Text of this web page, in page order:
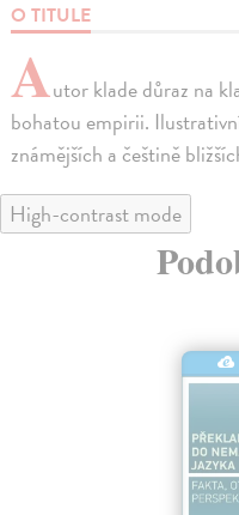
O TITULE
Autor klade důraz na
bohatou empirii.
známějších a češtině
High-contrast mode